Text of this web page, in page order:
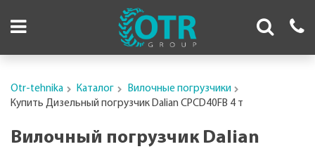
Otr-tehnika Каталог
Вилочные погрузчики
Купить Дизельный погрузчик Dalian CPCD40FB 4 т
Вилочный погрузчик Dalian